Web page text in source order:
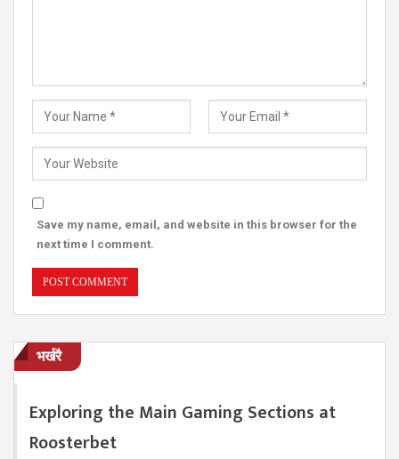
Save my name, email, and website in this browser for the
next time I comment.
भर्खरै
Exploring the Main Gaming Sections at
Roosterbet